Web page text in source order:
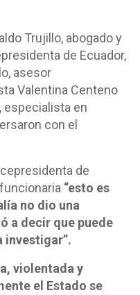
Trujillo, abogado y
de Ecuador,
asesor
Valentina Centeno
especialista en
con el
de
“esto es
no dio una
a decir que puede
investigar”.
violentada y
el Estado se